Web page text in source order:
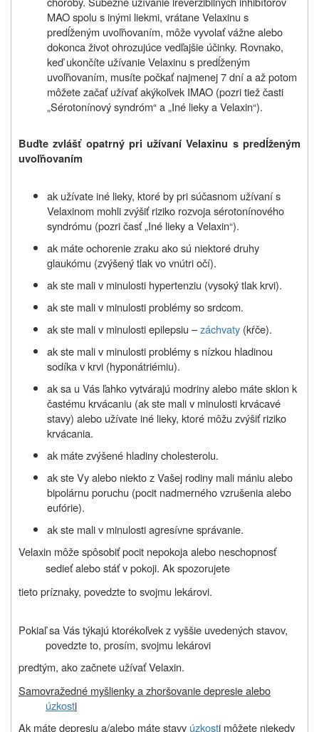
MAO spolu s inými liekmi, vrátane Velaxinu s
predĺženým uvoľňovaním, môže vyvolať vážne alebo
dokonca život ohrozujúce vedľajšie účinky. Rovnako,
keď ukončíte užívanie Velaxinu s predĺženým
uvoľňovaním, musíte počkať najmenej 7 dní a až potom
môžete začať užívať akýkoľvek IMAO (pozri tiež časti
„Sérotonínový syndróm“ a „Iné lieky a Velaxin“).
Buďte zvlášť opatrný pri užívaní Velaxinu s predĺženým
uvoľňovaním
ak užívate iné lieky, ktoré by pri súčasnom užívaní s
Velaxinom mohli zvýšiť riziko rozvoja sérotonínového
syndrómu (pozri časť „Iné lieky a Velaxin“).
ak máte ochorenie zraku ako sú niektoré druhy
glaukómu (zvýšený tlak vo vnútri očí).
ak ste mali v minulosti hypertenziu (vysoký tlak krvi).
ak ste mali v minulosti problémy so srdcom.
ak ste mali v minulosti epilepsiu –záchvaty (kŕče).
ak ste mali v minulosti problémy s nízkou hladinou
sodíka v krvi (hyponátriémiu).
ak sa u Vás ľahko vytvárajú modriny alebo máte sklon k
častému krvácaniu (ak ste mali v minulosti krvácavé
stavy) alebo užívate iné lieky, ktoré môžu zvýšiť riziko
krvácania.
ak máte zvýšené hladiny cholesterolu.
ak ste Vy alebo niekto z Vašej rodiny mali mániu alebo
bipolárnu poruchu (pocit nadmerného vzrušenia alebo
eufórie).
ak ste mali v minulosti agresívne správanie.
Velaxin môže spôsobiť pocit nepokoja alebo neschopnosť
sedieť alebo stáť v pokoji. Ak spozorujete
tieto príznaky, povedzte to svojmu lekárovi.
Pokiaľ sa Vás týkajú ktorékoľvek z vyššie uvedených stavov,
povedzte to, prosím, svojmu lekárovi
predtým, ako začnete užívať Velaxin.
Samovražedné myšlienky a zhoršovanie depresie alebo
úzkosti
Ak máte depresiu a/alebo máte stavy úzkosti môžete niekedy